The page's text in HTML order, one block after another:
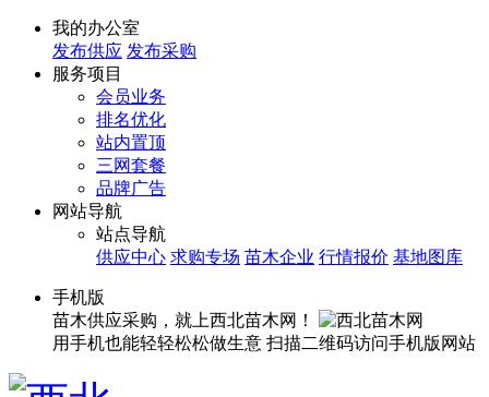
我的办公室
发布供应 发布采购
服务项目
会员业务
排名优化
站内置顶
三网套餐
品牌广告
网站导航
站点导航
供应中心 求购专场 苗木企业 行情报价 基地图库
手机版
苗木供应采购，就上西北苗木网！
用手机也能轻轻松松做生意 扫描二维码访问手机版网站